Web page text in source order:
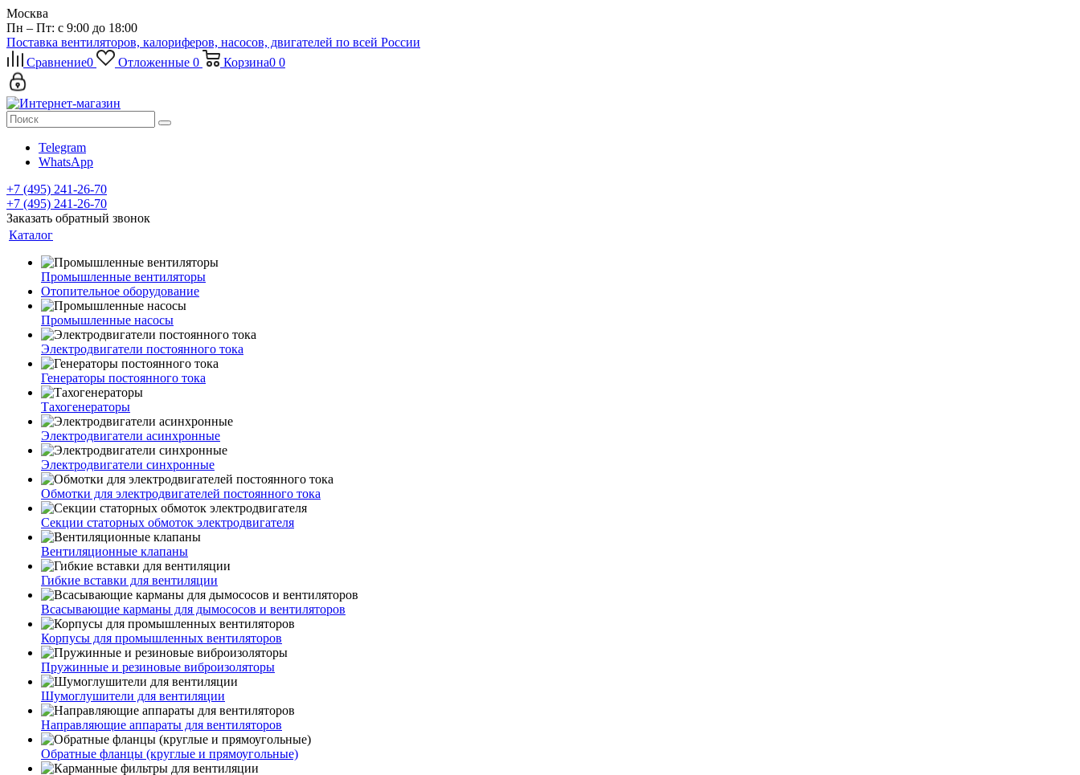
Москва
Пн – Пт: с 9:00 до 18:00
Поставка вентиляторов, калориферов, насосов, двигателей по всей России
Сравнение0 Отложенные 0 Корзина0 0
Telegram
WhatsApp
+7 (495) 241-26-70
+7 (495) 241-26-70
Заказать обратный звонок
Каталог
Промышленные вентиляторы
Отопительное оборудование
Промышленные насосы
Электродвигатели постоянного тока
Генераторы постоянного тока
Тахогенераторы
Электродвигатели асинхронные
Электродвигатели синхронные
Обмотки для электродвигателей постоянного тока
Секции статорных обмоток электродвигателя
Вентиляционные клапаны
Гибкие вставки для вентиляции
Всасывающие карманы для дымососов и вентиляторов
Корпусы для промышленных вентиляторов
Пружинные и резиновые виброизоляторы
Шумоглушители для вентиляции
Направляющие аппараты для вентиляторов
Обратные фланцы (круглые и прямоугольные)